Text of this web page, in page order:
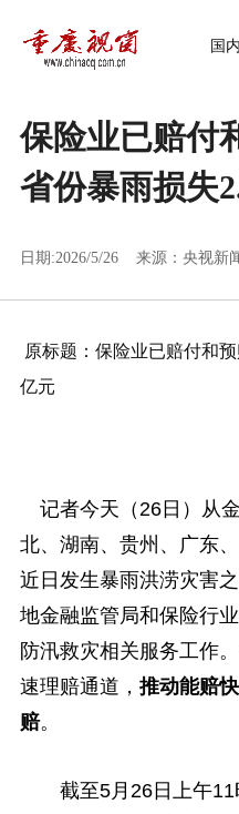
国
保险业已赔付
省份暴雨损失
日期:2026/5/26 来源： 央视新
原标题：保险业已赔付和
亿元
记者今天（26日）从
北、湖南、贵州、广东
近日发生暴雨洪涝灾害
地金融监管局和保险行
防汛救灾相关服务工作
速理赔通道， 推动能赔
赔。
截至5月26日上午11